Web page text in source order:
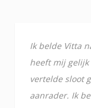
Ik belde Vitta
heeft mij gelijk
vertelde sloot
aanrader. Ik